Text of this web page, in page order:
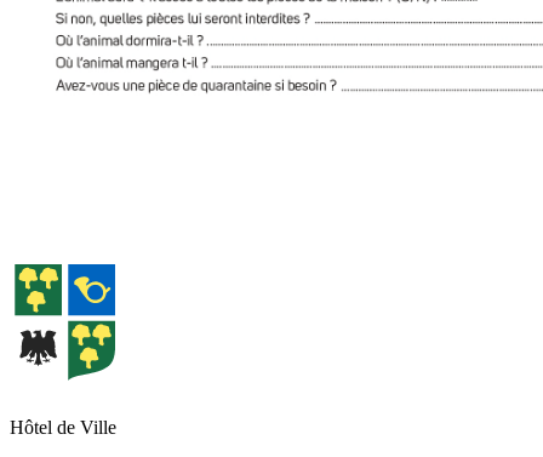
Hôtel de Ville